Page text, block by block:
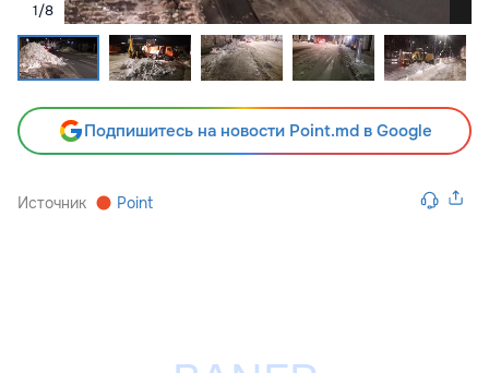
1/8
Подпишитесь на новости Point.md в Google
Источник Point